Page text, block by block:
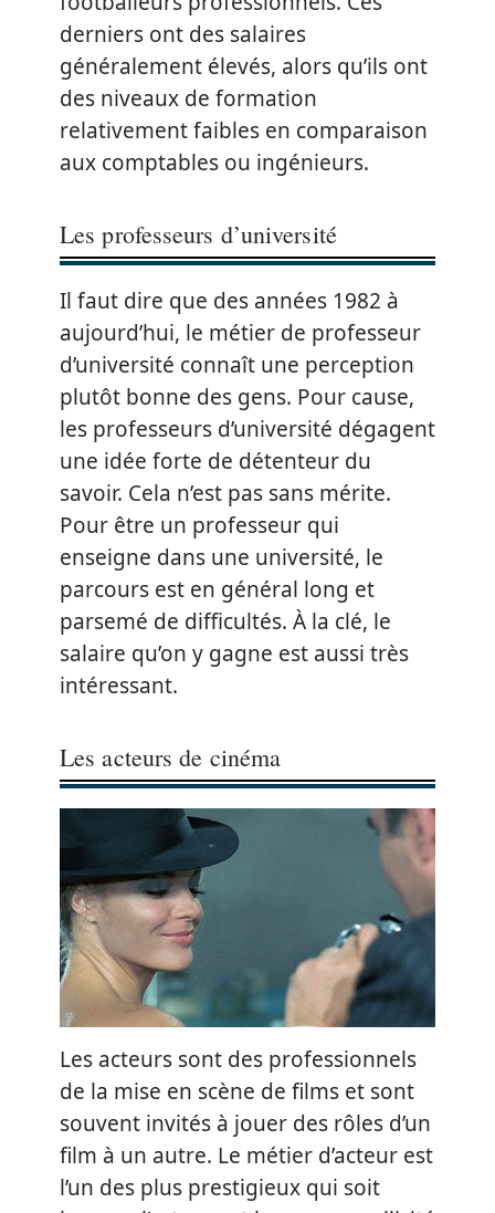
derniers ont des salaires
généralement élevés, alors qu’ils ont
des niveaux de formation
relativement faibles en comparaison
aux comptables ou ingénieurs.
Les professeurs d’université
Il faut dire que des années 1982 à
aujourd’hui, le métier de professeur
d’université connaît une perception
plutôt bonne des gens. Pour cause,
les professeurs d’université dégagent
une idée forte de détenteur du
savoir. Cela n’est pas sans mérite.
Pour être un professeur qui
enseigne dans une université, le
parcours est en général long et
parsemé de difficultés. À la clé, le
salaire qu’on y gagne est aussi très
intéressant.
Les acteurs de cinéma
Les acteurs sont des professionnels
de la mise en scène de films et sont
souvent invités à jouer des rôles d’un
film à un autre. Le métier d’acteur est
l’un des plus prestigieux qui soit